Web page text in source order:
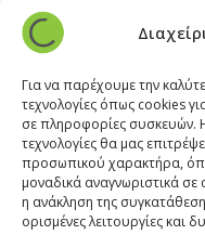
Για να παρέχουμε την
τεχνολογίες όπως cookies
σε πληροφορίες συσκευών.
τεχνολογίες θα μας
προσωπικού χαρακτήρα,
μοναδικά αναγνωριστικά
η ανάκληση της
ορισμένες λειτουργίες και
Άγιος Βλάσης
22840 43 163
paros@cleanit.gr
Υποκατάστημα
Έξω Γωνία,
22860 22322